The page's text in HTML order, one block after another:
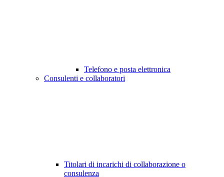
Telefono e posta elettronica
Consulenti e collaboratori
Titolari di incarichi di collaborazione o
consulenza